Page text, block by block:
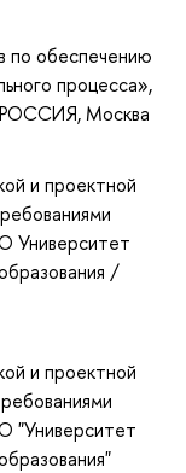
по обеспечению
процесса»,
Москва
и проектной
Университет
/
и проектной
"Университет